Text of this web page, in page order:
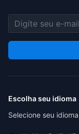
Endereço de e-
Escolha seu idioma
Selecione seu